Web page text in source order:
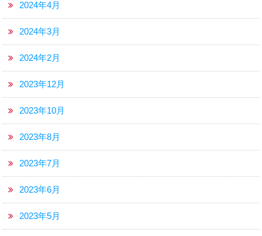
2024年4月
2024年3月
2024年2月
2023年12月
2023年10月
2023年8月
2023年7月
2023年6月
2023年5月